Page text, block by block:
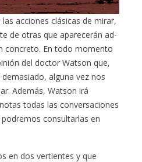
acciones clásicas de mirar,
de otras que aparecerán ad-
concreto. En todo momento
del doctor Watson que,
alguna vez nos
Además, Watson irá
todas las conversaciones
consultarlas en
en dos vertientes y que